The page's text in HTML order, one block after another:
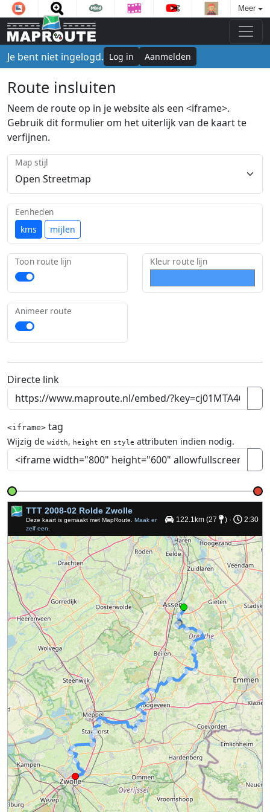
Meer
Je bent niet ingelogd. Log in Aanmelden
Route insluiten
Neem de route op in je website als een <iframe>.
Gebruik dit formulier om het uiterlijk van de kaart te
verfijnen.
Map stijl
kms mijlen
Eenheden
Toon route lijn Kleur route lijn
Animeer route
Directe link
<iframe> tag
Wijzig de width, height en style attributen indien nodig.